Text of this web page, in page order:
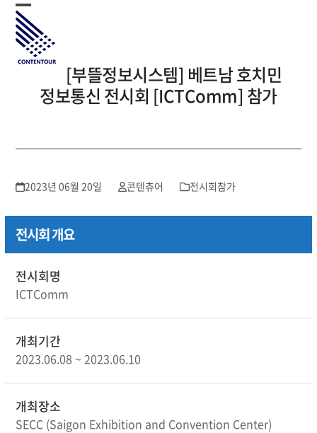
Skip
content
Open
mobile
menu
Close
mobile
menu [부뜰정보시스템] 베트남 호치민
정보통신 전시회 [ICTComm] 참가
2023년 06월 20일 콘텐츄어 전시회참가
전시회 개요
전시회명
ICTComm
개최기간
2023.06.08 ~ 2023.06.10
개최장소
SECC (Saigon Exhibition and Convention Center)